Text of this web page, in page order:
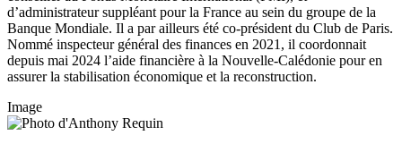
d’administrateur suppléant pour la France au sein du groupe de la
Banque Mondiale. Il a par ailleurs été co-président du Club de Paris.
Nommé inspecteur général des finances en 2021, il coordonnait
depuis mai 2024 l’aide financière à la Nouvelle-Calédonie pour en
assurer la stabilisation économique et la reconstruction.
Image